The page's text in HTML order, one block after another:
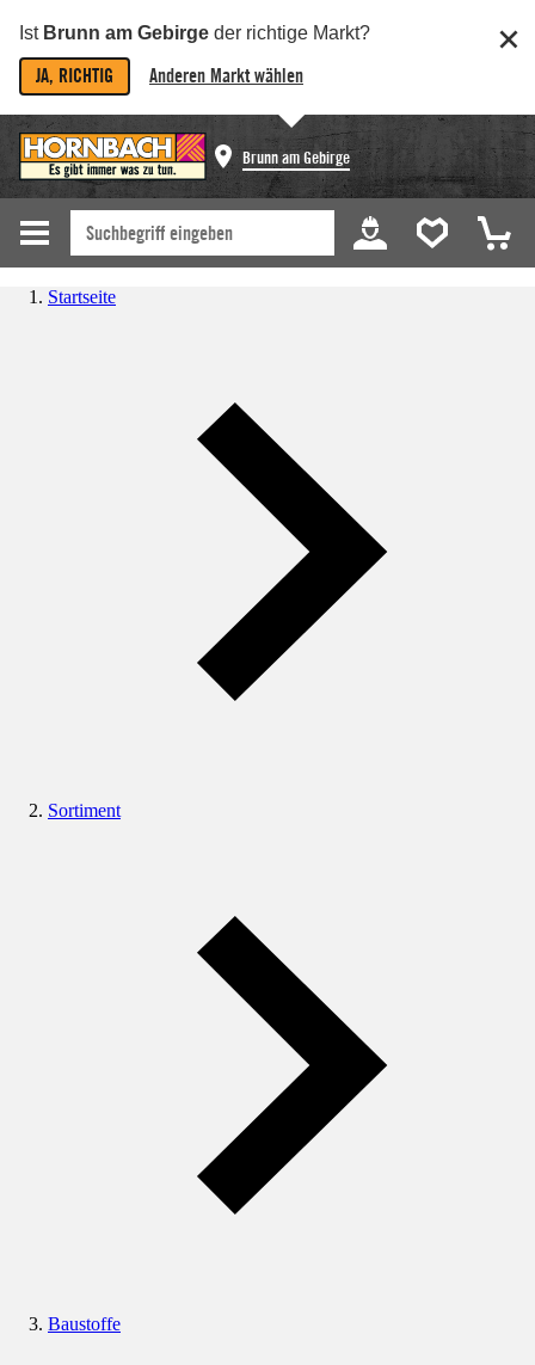
Ist Brunn am Gebirge der richtige Markt?
JA, RICHTIG Anderen Markt wählen
Brunn am Gebirge
Startseite
Sortiment
Baustoffe